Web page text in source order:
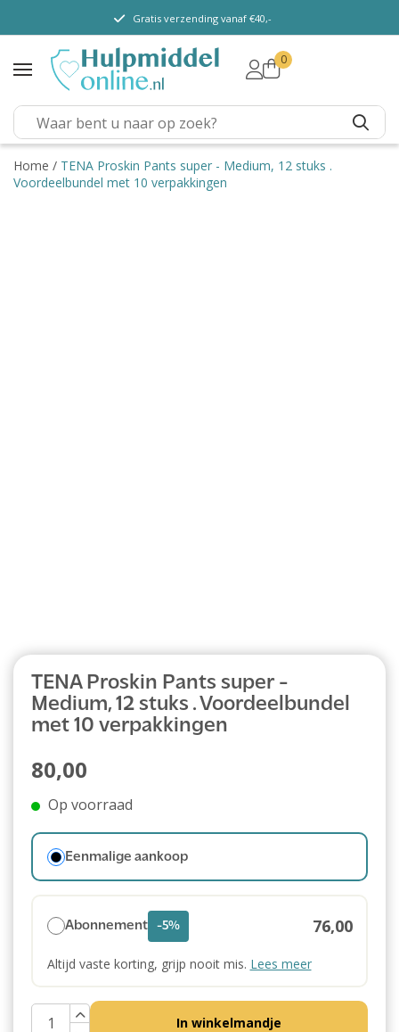
TENA Lady
TENA Men
TENA Pants (m/v)
TENA Flex
TENA Slip
Gratis verzending vanaf €40,-
0
Home / TENA Proskin Pants super - Medium, 12 stuks .
Voordeelbundel met 10 verpakkingen
TENA Proskin Pants super -
Medium, 12 stuks . Voordeelbundel
met 10 verpakkingen
80,00
Op voorraad
Eenmalige aankoop
Abonnement -5% 76,00
Altijd vaste korting, grijp nooit mis. Lees meer
In winkelmandje